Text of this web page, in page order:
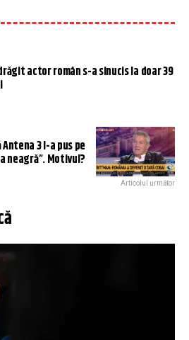
actor român s-a sinucis la doar 39
3 l-a pus pe
neagră”. Motivul?
Articolul următor